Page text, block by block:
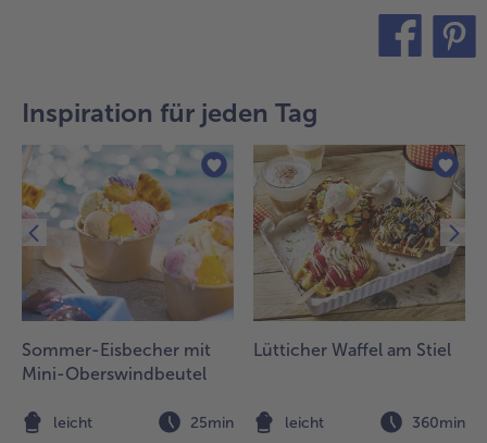
Inspiration für jeden Tag
Sommer-Eisbecher mit
Mini-Oberswindbeutel
leicht 25min
Lütticher Waffel am Stiel
leicht 360min